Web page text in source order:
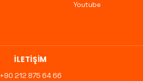
Youtube
İLETIŞIM
+90 212 875 64 66